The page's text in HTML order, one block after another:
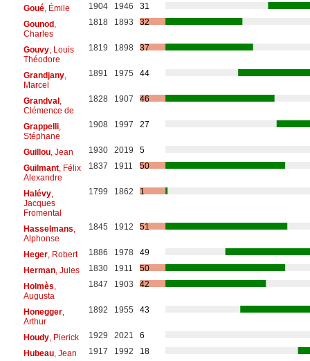
Goué, Émile 1904 1946
31
Gounod,
Charles
1818 1893 32
Gouvy, Louis
Théodore
1819 1898 37
Grandjany,
Marcel
1891 1975 44
Grandval,
Clémence de
1828 1907 46
Grappelli,
Stéphane
1908 1997 27
Guillou, Jean 1930 2019
5
Guilmant, Félix
Alexandre
1837 1911 50
Halévy,
Jacques
Fromental
1799 1862 1
Hasselmans
Alphonse
1845 1912 51
Heger, Robert 1886 1978
49
Herman, Jules 1830 1911
50
Holmès
Augusta
1847 1903 42
Honegger,
Arthur
1892 1955 43
Houdy, Pierick 1929 2021
6
Hubeau, Jean 1917 1992
18